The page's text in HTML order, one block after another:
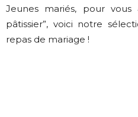
Jeunes mariés, pour
pâtissier”, voici notre
repas de mariage !